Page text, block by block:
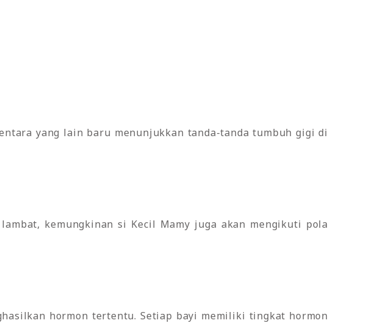
yang lain baru menunjukkan tanda-tanda tumbuh gigi di
kemungkinan si Kecil Mamy juga akan mengikuti pola
hormon tertentu. Setiap bayi memiliki tingkat hormon